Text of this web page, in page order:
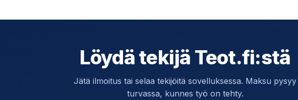
Löydä tekijä Teot.fi:stä
Jätä ilmoitus tai selaa tekijöitä sovelluksessa. Maksu pysyy
turvassa, kunnes työ on tehty.